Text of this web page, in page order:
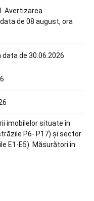
Avertizarea
de 08 august, ora
de 30.06.2026
imobilelor situate în
P6- P17) și sector
E1-E5). Măsurători în